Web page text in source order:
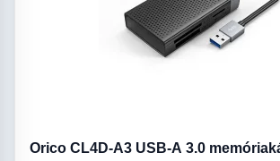
Orico CL4D-A3 USB-A 3.0